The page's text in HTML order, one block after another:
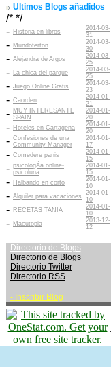
Ultimos Blogs añadidos
/* */
- Historia en libros
2014-03-
31
- Mundoferton
2014-03-
30
- Alejandra de Argos
2014-03-
25
- La chica del parque
2014-03-
25
- Juego Online Gratis
2014-03-
23
- Caorden
2014-01-
21
- MUY INTERESANTE
SPAIN
2014-01-
20
- Hoteles en Cartagena
2014-01-
20
- Confesiones de una
Community Manager
2014-01-
17
- Comedere panis
2014-01-
15
- psicologÃ­a online-
psicoluna
2014-01-
15
- Halbando en corto
2014-01-
10
- Alquiler para vacaciones
2014-01-
10
- RECETAS TANIA
2014-01-
10
- Macutopia
2013-12-
12
Directorio de Blogs
Directorio de Blogs
Directorio Twitter
Directorio RSS
- Inscribir Blog